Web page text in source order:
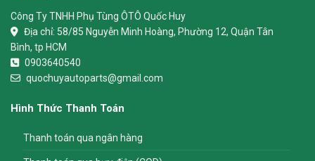
Công Ty TNHH Phụ Tùng ÔTÔ Quốc Huy
Địa chỉ: 58/85 Nguyễn Minh Hoàng, Phường 12, Quận Tân
Bình, tp HCM
0903640540
quochuyautoparts@gmail.com
Hình Thức Thanh Toán
Thanh toán qua ngân hàng